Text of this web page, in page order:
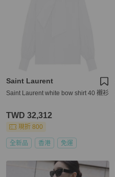
Saint Laurent
Saint Laurent white bow shirt 40 襯衫
TWD 32,312
現折 800
全新品 香港 免運